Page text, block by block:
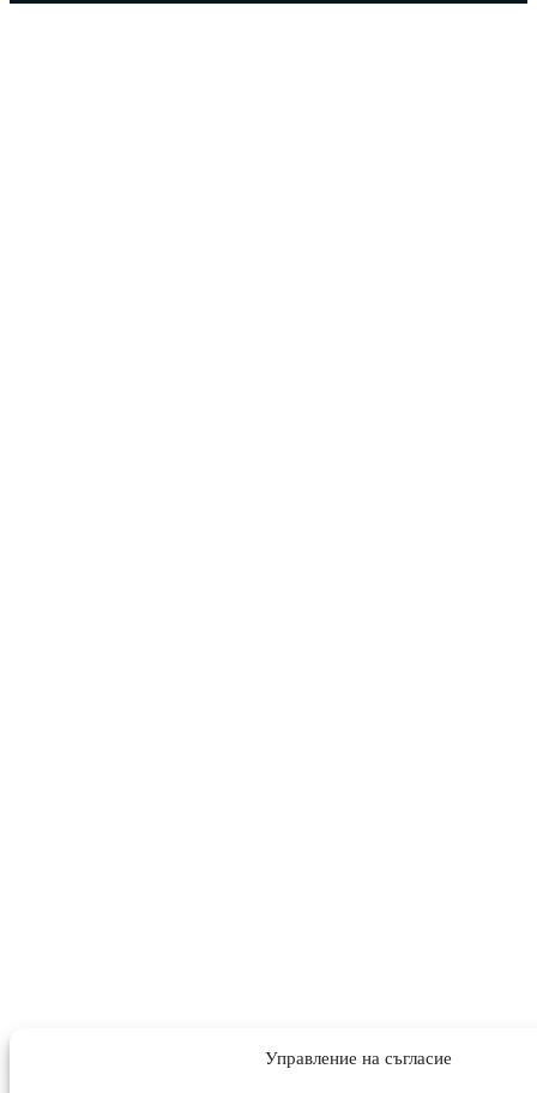
Управление на съгласие